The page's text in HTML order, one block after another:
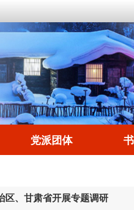
党派团体
区、甘肃省开展专题调研